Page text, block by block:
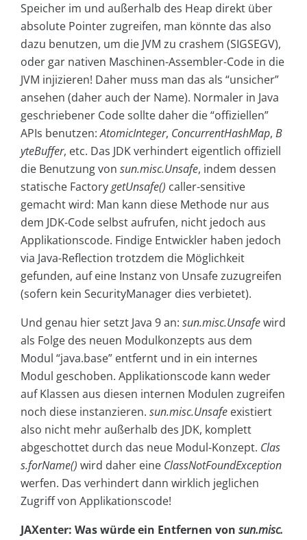
Speicher im und außerhalb des Heap direkt über
absolute Pointer zugreifen, man könnte das also
dazu benutzen, um die JVM zu crashem (SIGSEGV),
oder gar nativen Maschinen-Assembler-Code in die
JVM injizieren! Daher muss man das als “unsicher”
ansehen (daher auch der Name). Normaler in Java
geschriebener Code sollte daher die “offiziellen”
APIs benutzen:AtomicInteger, ConcurrentHashMap, B
yteBuffer, etc. Das JDK verhindert eigentlich offiziell
die Benutzung von sun.misc.Unsafe, indem dessen
statische FactorygetUnsafe() caller-sensitive
gemacht wird: Man kann diese Methode nur aus
dem JDK-Code selbst aufrufen, nicht jedoch aus
Applikationscode. Findige Entwickler haben jedoch
via Java-Reflection trotzdem die Möglichkeit
gefunden, auf eine Instanz von Unsafe zuzugreifen
(sofern kein SecurityManager dies verbietet).
Und genau hier setzt Java 9 an: sun.misc.Unsafewird
als Folge des neuen Modulkonzepts aus dem
Modul “java.base” entfernt und in ein internes
Modul geschoben. Applikationscode kann weder
auf Klassen aus diesen internen Modulen zugreifen
noch diese instanzieren. sun.misc.Unsafe existiert
also nicht mehr außerhalb des JDK, komplett
abgeschottet durch das neue Modul-Konzept. Clas
s.forName() wird daher eine ClassNotFoundException
werfen. Das verhindert dann wirklich jeglichen
Zugriff von Applikationscode!
JAXenter: Was würde ein Entfernen von sun.misc.